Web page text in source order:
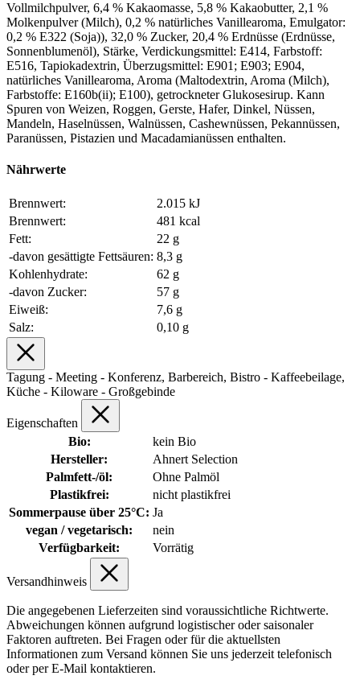
Vollmilchpulver, 6,4 % Kakaomasse, 5,8 % Kakaobutter, 2,1 %
Molkenpulver (Milch), 0,2 % natürliches Vanillearoma, Emulgator:
0,2 % E322 (Soja)), 32,0 % Zucker, 20,4 % Erdnüsse (Erdnüsse,
Sonnenblumenöl), Stärke, Verdickungsmittel: E414, Farbstoff:
E516, Tapiokadextrin, Überzugsmittel: E901; E903; E904,
natürliches Vanillearoma, Aroma (Maltodextrin, Aroma (Milch),
Farbstoffe: E160b(ii); E100), getrockneter Glukosesirup. Kann
Spuren von Weizen, Roggen, Gerste, Hafer, Dinkel, Nüssen,
Mandeln, Haselnüssen, Walnüssen, Cashewnüssen, Pekannüssen,
Paranüssen, Pistazien und Macadamianüssen enthalten.
Nährwerte
Brennwert:
2.015 kJ
Brennwert:
481 kcal
Fett:
22 g
-davon gesättigte Fettsäuren: 8,3 g
Kohlenhydrate:
62 g
-davon Zucker:
57 g
Eiweiß:
7,6 g
Salz:
0,10 g
Tagung - Meeting - Konferenz, Barbereich, Bistro - Kaffeebeilage,
Küche - Kiloware - Großgebinde
Eigenschaften
Bio:
kein Bio
Hersteller:
Ahnert Selection
Palmfett-/öl:
Ohne Palmöl
Plastikfrei:
nicht plastikfrei
Sommerpause über 25°C: Ja
vegan / vegetarisch:
nein
Verfügbarkeit:
Vorrätig
Versandhinweis
Die angegebenen Lieferzeiten sind voraussichtliche Richtwerte.
Abweichungen können aufgrund logistischer oder saisonaler
Faktoren auftreten. Bei Fragen oder für die aktuellsten
Informationen zum Versand können Sie uns jederzeit telefonisch
oder per E-Mail kontaktieren.